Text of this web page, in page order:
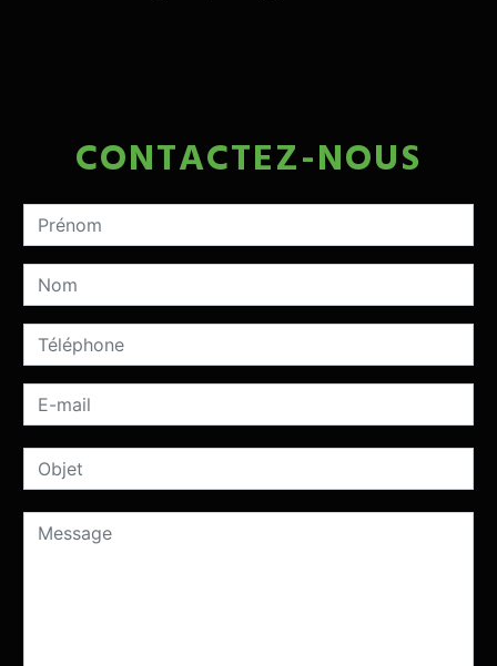
CONTACTEZ-NOUS